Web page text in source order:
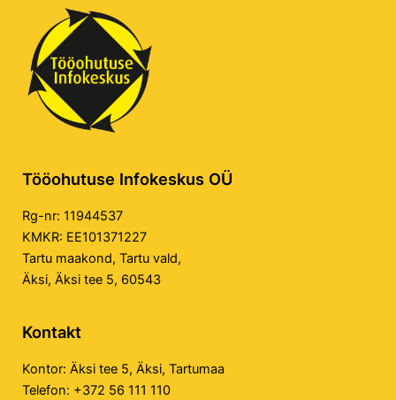
Tööohutuse Infokeskus OÜ
Rg-nr: 11944537
KMKR: EE101371227
Tartu maakond, Tartu vald,
Äksi, Äksi tee 5, 60543
Kontakt
Kontor: Äksi tee 5, Äksi, Tartumaa
Telefon: +372 56 111 110